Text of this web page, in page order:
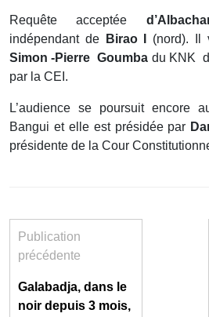
Requête acceptée
indépendant de
Birao I (nord). Il
Simon -Pierre Goumba du KNK
par la CEI.
L’audience se poursuit encore
Bangui et elle est présidée par
présidente de la Cour
Publication
précédente
Galabadja, dans le
noir depuis 3 mois,